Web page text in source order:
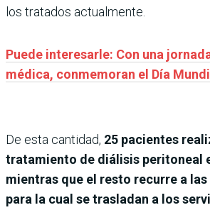
los tratados actualmente.
Puede interesarle: Con una
médica, conmemoran el Día
De esta cantidad, 25 pacientes
tratamiento de diálisis peritoneal
mientras que el resto recurre a
para la cual se trasladan a los